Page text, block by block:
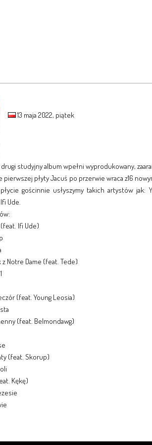
13 maja 2022, piątek
studyjny album wpełni wyprodukowany,
pierwszej płyty Jacuś po przerwie wraca z16
gościnnie usłyszymy takich artystów jak:
Ude.
(feat. Ifi Ude)
z Notre Dame (feat. Tede)
(feat. Young Leosia)
(feat. Belmondawg)
(feat. Skorup)
Kękę)